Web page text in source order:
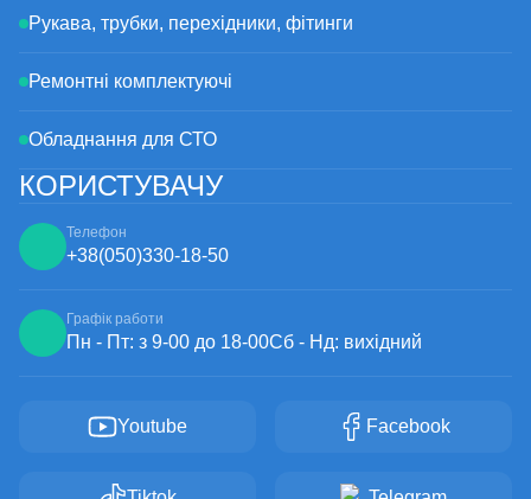
Рукава, трубки, перехідники, фітинги
Ремонтні комплектуючі
Обладнання для СТО
КОРИСТУВАЧУ
Телефон
+38(050)330-18-50
Графік работи
Пн - Пт: з 9-00 до 18-00Сб - Нд: вихідний
Youtube Facebook